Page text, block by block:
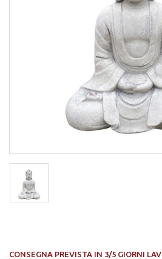
CONSEGNA PREVISTA IN 3/5 GIORNI